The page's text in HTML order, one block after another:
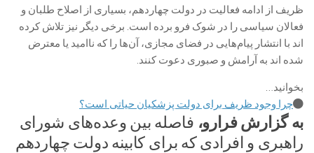
ظریف از ادامه فعالیت در دولت چهاردهم، بسیاری از اصلاح طلبان و
فعالان سیاسی را در شوک فرو برده است. برخی دیگر نیز تلاش کرده
اند با انتشار پیام‌هایی در فضای مجازی، آن‌ها را که ناامید یا معترض
شده اند به آرامش و صبوری دعوت کنند.
بخوانید…
چرا وجود ظریف برای دولت پزشکیان حیاتی است؟
به گزارش فرارو، فاصله بین وعده‌های شورای
راهبری و افرادی که برای کابینه دولت چهاردهم